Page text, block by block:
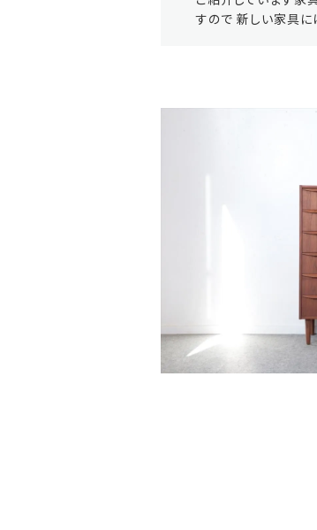
すので 新しい家具に